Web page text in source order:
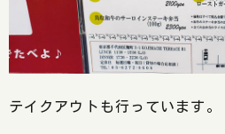
テイクアウトも行っています。